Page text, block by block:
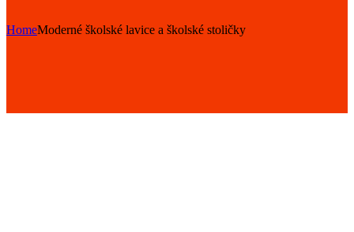
HomeModerné školské lavice a školské stoličky